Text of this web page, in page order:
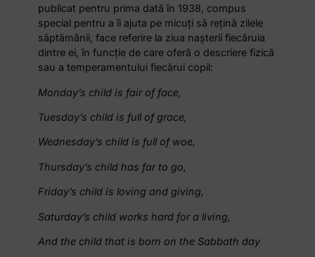
publicat pentru prima dată în 1938, compus
special pentru a îi ajuta pe micuți să rețină zilele
săptămânii, face referire la ziua nașterii fiecăruia
dintre ei, în funcție de care oferă o descriere fizică
sau a temperamentului fiecărui copil:
Monday’s child is fair of face,
Tuesday’s child is full of grace,
Wednesday’s child is full of woe,
Thursday’s child has far to go,
Friday’s child is loving and giving,
Saturday’s child works hard for a living,
And the child that is born on the Sabbath day